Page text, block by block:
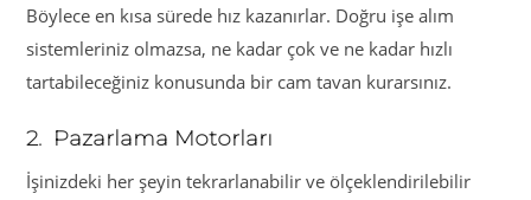
Böylece en kısa sürede hız kazanırlar. Doğru işe alım
sistemleriniz olmazsa, ne kadar çok ve ne kadar hızlı
tartabileceğiniz konusunda bir cam tavan kurarsınız.
2. Pazarlama Motorları
İşinizdeki her şeyin tekrarlanabilir ve ölçeklendirilebilir